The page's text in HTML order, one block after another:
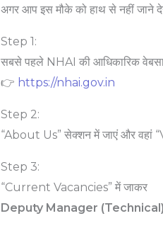
अगर आप इस मौके को हाथ से नहीं जाने
Step 1:
सबसे पहले NHAI की आधिकारिक
👉 https://nhai.gov.in
Step 2:
“About Us” सेक्शन में जाएं और वहां
Step 3:
“Current Vacancies” में जाकर
Deputy Manager